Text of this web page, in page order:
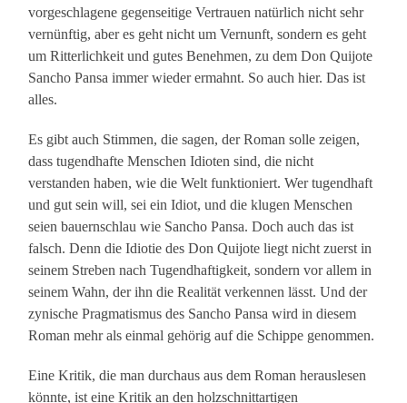
vorgeschlagene gegenseitige Vertrauen natürlich nicht sehr
vernünftig, aber es geht nicht um Vernunft, sondern es geht
um Ritterlichkeit und gutes Benehmen, zu dem Don Quijote
Sancho Pansa immer wieder ermahnt. So auch hier. Das ist
alles.
Es gibt auch Stimmen, die sagen, der Roman solle zeigen,
dass tugendhafte Menschen Idioten sind, die nicht
verstanden haben, wie die Welt funktioniert. Wer tugendhaft
und gut sein will, sei ein Idiot, und die klugen Menschen
seien bauernschlau wie Sancho Pansa. Doch auch das ist
falsch. Denn die Idiotie des Don Quijote liegt nicht zuerst in
seinem Streben nach Tugendhaftigkeit, sondern vor allem in
seinem Wahn, der ihn die Realität verkennen lässt. Und der
zynische Pragmatismus des Sancho Pansa wird in diesem
Roman mehr als einmal gehörig auf die Schippe genommen.
Eine Kritik, die man durchaus aus dem Roman herauslesen
könnte, ist eine Kritik an den holzschnittartigen